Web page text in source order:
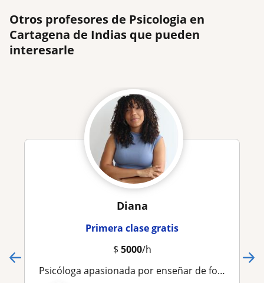
Otros profesores de Psicologia en
Cartagena de Indias que pueden
interesarle
Diana
Primera clase gratis
$ 5000/h
Psicóloga apasionada por enseñar de forma creativa e inclusiva